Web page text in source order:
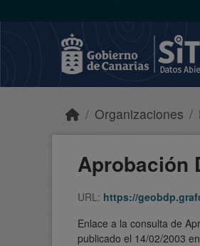
Organizaciones
Aprobación
URL: https://
Enlace a la consulta de
publicado el 14/02/2003